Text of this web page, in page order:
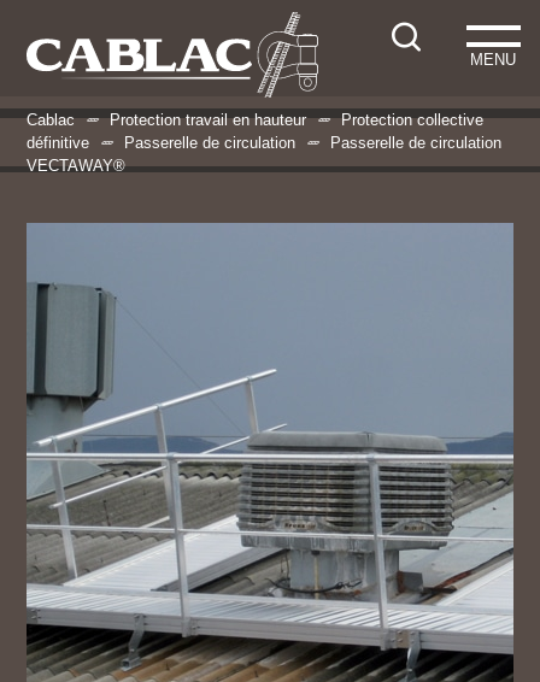
MENU
Cablac Protection travail en hauteur
Protection collective
définitive
Passerelle de circulation
Passerelle de circulation
VECTAWAY®